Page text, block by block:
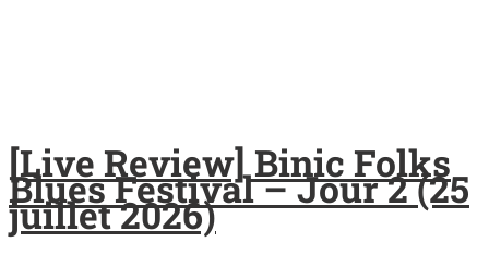
[Live Review] Binic Folks
Blues Festival – Jour 2 (25
juillet 2026)